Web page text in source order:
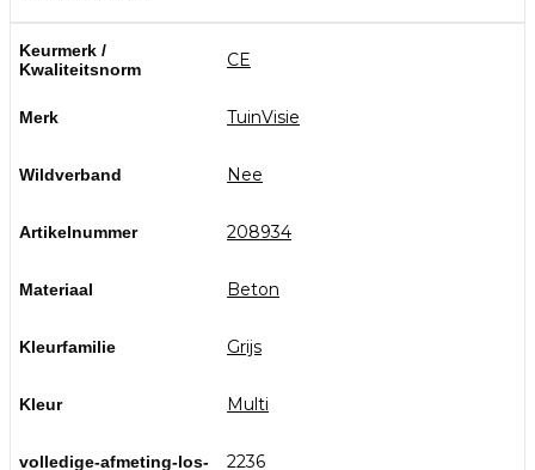
Keurmerk /
Kwaliteitsnorm
CE
Merk TuinVisie
Wildverband Nee
Artikelnummer 208934
Materiaal Beton
Kleurfamilie Grijs
Kleur Multi
volledige-afmeting-los- 2236